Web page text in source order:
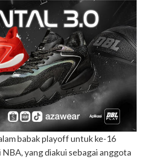
babak playoff untuk ke-16
yang diakui sebagai anggota